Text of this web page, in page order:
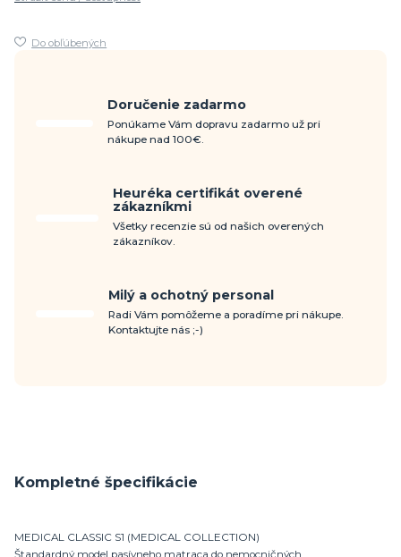
Do obľúbených
Doručenie zadarmo
Ponúkame Vám dopravu zadarmo už pri
nákupe nad 100€.
Heuréka certifikát overené
zákazníkmi
Všetky recenzie sú od našich overených
zákazníkov.
Milý a ochotný personal
Radi Vám pomôžeme a poradíme pri nákupe.
Kontaktujte nás ;-)
Kompletné špecifikácie
MEDICAL CLASSIC S1 (MEDICAL COLLECTION)
Štandardný model pasívneho matraca do nemocničných